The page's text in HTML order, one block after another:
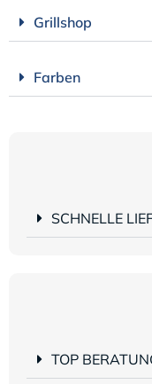
Grillshop
Farben
SCHNELLE
TOP